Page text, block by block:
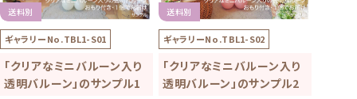
送料別
ギャラリーNo.TBL1-S01
「クリアなミニバルーン入り
透明バルーン」のサンプル1
送料別
ギャラリーNo.TBL1-S02
「クリアなミニバルーン入り
透明バルーン」のサンプル2